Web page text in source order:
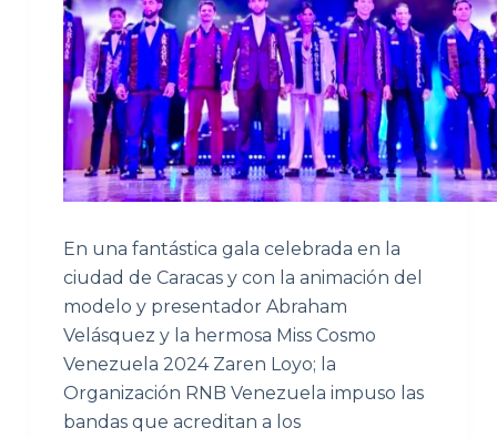
En una fantástica gala celebrada en la
ciudad de Caracas y con la animación del
modelo y presentador Abraham
Velásquez y la hermosa Miss Cosmo
Venezuela 2024 Zaren Loyo; la
Organización RNB Venezuela impuso las
bandas que acreditan a los